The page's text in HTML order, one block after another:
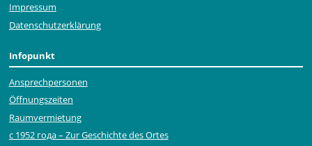
Impressum
Datenschutzerklärung
Infopunkt
Ansprechpersonen
Öffnungszeiten
Raumvermietung
с 1952 года – Zur Geschichte des Ortes